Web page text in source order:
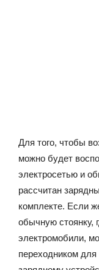
Для того, чтобы
можно будет
электросетью и
рассчитан
комплекте. Если
обычную стоянку,
электромобили,
переходником